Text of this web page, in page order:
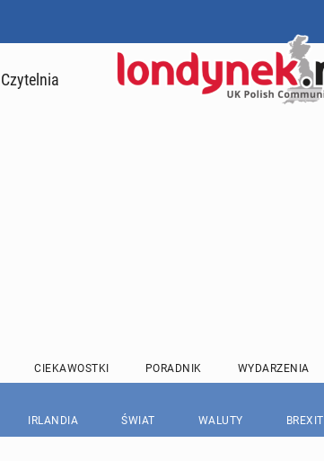
Czytelnia
CIEKAWOSTKI PORADNIK WYDARZENIA
IRLANDIA ŚWIAT WALUTY BREXIT